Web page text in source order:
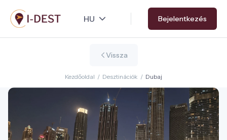
Ugrás
a
tartalomra
Bejelentkezés
Vissza
Kezdőoldal / Desztinációk / Dubaj